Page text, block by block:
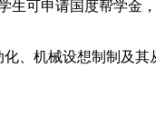
可申请国度帮学金，
机械设想制制及其